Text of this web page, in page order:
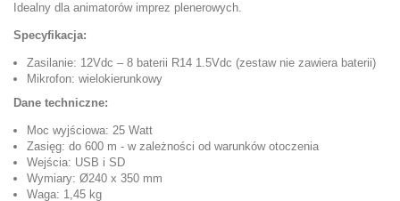
Idealny dla animatorów imprez plenerowych.
Specyfikacja:
Zasilanie: 12Vdc – 8 baterii R14 1.5Vdc (zestaw nie zawiera baterii)
Mikrofon: wielokierunkowy
Dane techniczne:
Moc wyjściowa: 25 Watt
Zasięg: do 600 m - w zależności od warunków otoczenia
Wejścia: USB i SD
Wymiary: Ø240 x 350 mm
Waga: 1,45 kg